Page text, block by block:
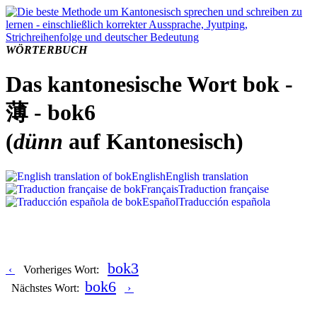
WÖRTERBUCH
Das kantonesische Wort bok -
薄 - bok6
(dünn auf Kantonesisch)
EnglishEnglish translation
FrançaisTraduction française
EspañolTraducción española
‹ Vorheriges Wort: bok3
Nächstes Wort: bok6 ›